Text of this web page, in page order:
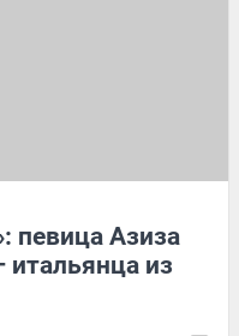
певица Азиза
из